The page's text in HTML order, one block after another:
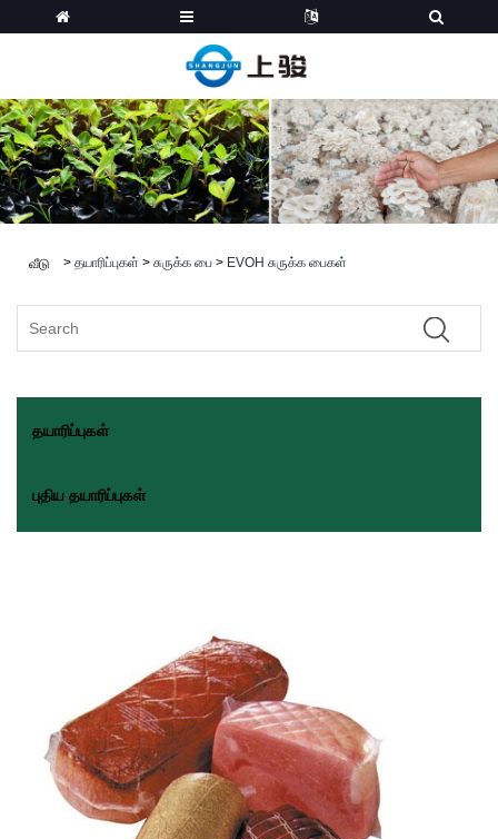
வீடு > தயாரிப்புகள் > சுருக்க பை > EVOH சுருக்க பைகள்
தயாரிப்புகள்
புதிய தயாரிப்புகள்